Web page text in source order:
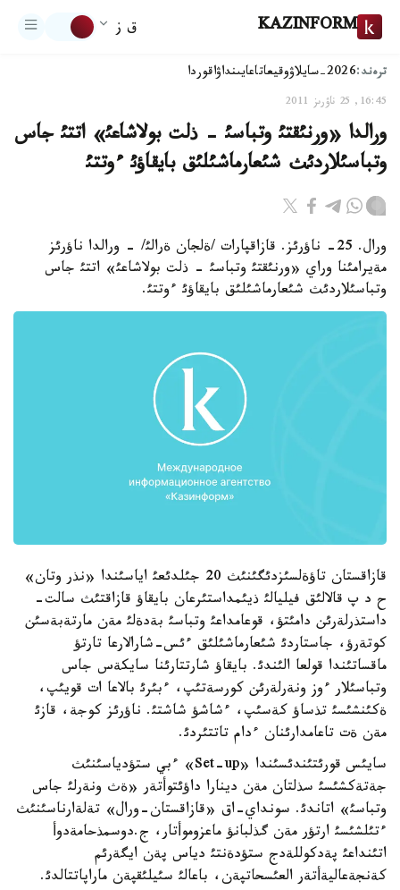
KAZINFORM ق ز
ترەند:2026-سايلاۋ وقيعاتاعايىنداۋاقوردا
16:45, 25 ناۋرىز 2011
ورالدا «ورنئقتئ وتباسئ - ذلت بولاشاعئ» اتتئ جاس
وتباسئلاردئث شئعارماشئلئق بايقاؤئ ءوتتئ
ورال. 25- ناؤرئز. قازاقپارات /ةلجان ةرالئ/ - ورالدا ناؤرئز
مةيرامئنا وراي «ورنئقتئ وتباسئ - ذلت بولاشاعئ» اتتئ جاس
وتباسئلاردئث شئعارماشئلئق بايقاؤئ ءوتتئ.
قازاقستان تاؤةلسئزدئگئنئث 20 جئلدئعئ اياسئندا «نذر وتان»
ح د پ قالالئق فيليالئ ذيئمداستئرعان بايقاؤ قازاقتئث سالت-
داستذرلةرئن دامئتؤ، قوعامداعئ وتباسئ بةدةلئ مةن مارتةبةسئن
كوتةرؤ، جاستاردئ شئعارماشئلئق ءئس-شارالارعا تارتؤ
ماقساتئندا قولعا الئندئ. بايقاؤ شارتتارئنا سايكةس جاس
وتباسئلار ءوز ونةرلةرئن كورسةتئپ، ءبئرئ بالاعا ات قويئپ،
ةكئنشئسئ تذساؤ كةسئپ، ءشاشؤ شاشتئ. ناؤرئز كوجة، قازئ
مةن ةت تاعامدارئنان ءدام تاتتئردئ.
سايئس قورئتئندئسئندا «Set-up» ءبي ستؤدياسئنئث
جةتةكشئسئ سذلتان مةن دينارا داؤئتوأتةر «ةث ونةرلئ جاس
وتباسئ» اتاندئ. سونداي-اق «قازاقستان-ورال» تةلةارناسئنئث
ءتئلشئسئ ارتؤر مةن گذلبانؤ ماعزوموأتار، ج.دوسمذحامةدوأ
اتئنداعئ پةدكوللةدج ستؤدةنتئ دياس پةن ايگةرئم
كةنجةعاليةأتةر العئسحاتپةن، باعالئ سئيلئقپةن ماراپاتتالدئ.